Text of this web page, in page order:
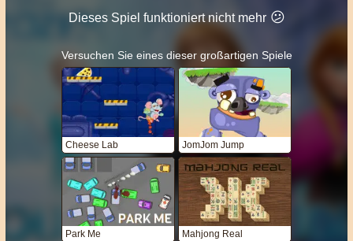
Dieses Spiel funktioniert nicht mehr 😕
Versuchen Sie eines dieser großartigen Spiele
Cheese Lab JomJom Jump
Park Me Mahjong Real